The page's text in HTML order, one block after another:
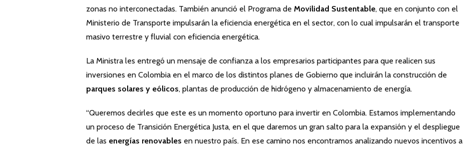
zonas no interconectadas. También anunció el Programa de Movilidad Sustentable, que en conjunto con el
Ministerio de Transporte impulsarán la eficiencia energética en el sector, con lo cual impulsarán el transporte
masivo terrestre y fluvial con eficiencia energética.
La Ministra les entregó un mensaje de confianza a los empresarios participantes para que realicen sus
inversiones en Colombia en el marco de los distintos planes de Gobierno que incluirán la construcción de
parques solares y eólicos, plantas de producción de hidrógeno y almacenamiento de energía.
“Queremos decirles que este es un momento oportuno para invertir en Colombia. Estamos implementando
un proceso de Transición Energética Justa, en el que daremos un gran salto para la expansión y el despliegue
de las energías renovables en nuestro país. En ese camino nos encontramos analizando nuevos incentivos a